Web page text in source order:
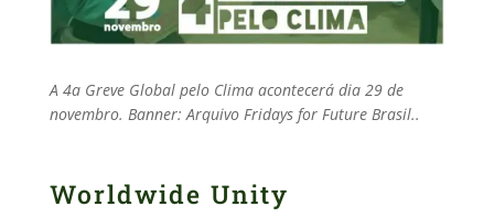
A 4a Greve Global pelo Clima acontecerá dia 29 de
novembro. Banner: Arquivo Fridays for Future Brasil..
Worldwide Unity